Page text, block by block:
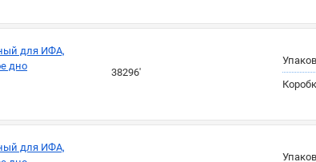
для ИФА,
дно
38296'
для ИФА,